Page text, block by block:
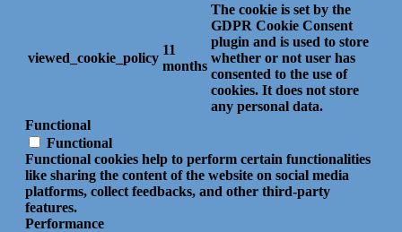
viewed_cookie_policy
11
months
The cookie is set by the
GDPR Cookie Consent
plugin and is used to store
whether or not user has
consented to the use of
cookies. It does not store
any personal data.
Functional
Functional
Functional cookies help to perform certain functionalities
like sharing the content of the website on social media
platforms, collect feedbacks, and other third-party
features.
Performance